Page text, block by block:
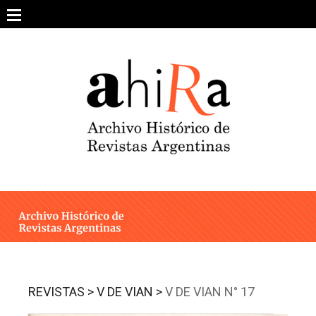
content
ARCHIVO DE REVISTAS
ESTUDIOS CRÍTICOS
INTEGRANTES
REVISTAS >V DE VIAN >V DE VIAN N° 17